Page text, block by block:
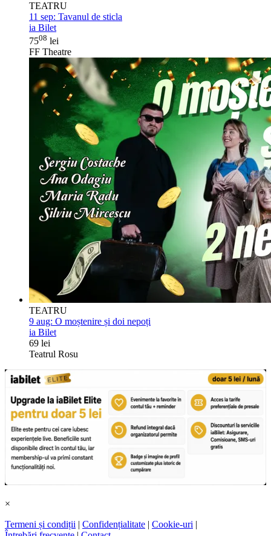
TEATRU
11 sep: Tavanul de sticla
ia Bilet
7508 lei
FF Theatre
TEATRU
9 aug: O moștenire și doi nepoți
ia Bilet
69 lei
Teatrul Rosu
×
Termeni și condiții | Confidențialitate | Cookie-uri |